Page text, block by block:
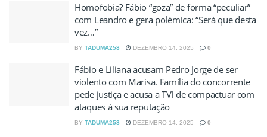
Homofobia? Fábio “goza” de forma “peculiar”
com Leandro e gera polémica: “Será que desta
vez…”
BY TADUMA258 DEZEMBRO 14, 2025 0
Fábio e Liliana acusam Pedro Jorge de ser
violento com Marisa. Família do concorrente
pede justiça e acusa a TVI de compactuar com
ataques à sua reputação
BY TADUMA258 DEZEMBRO 14, 2025 0